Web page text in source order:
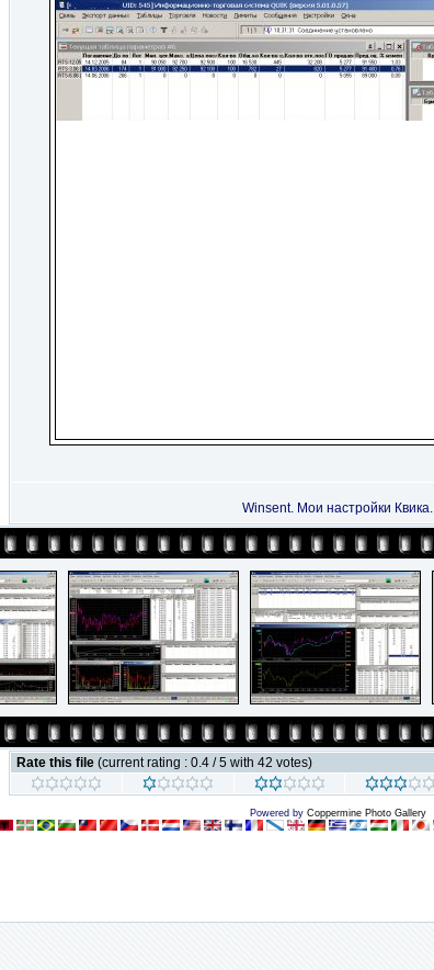
Winsent. Мои настройки Квика.
Rate this file (current rating : 0.4 / 5 with 42 votes)
Powered by Coppermine Photo Gallery